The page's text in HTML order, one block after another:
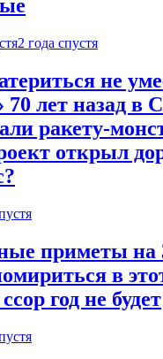
2 года спустя
не
70 лет назад в
ракету-
открыл
приметы на
в
год не будет